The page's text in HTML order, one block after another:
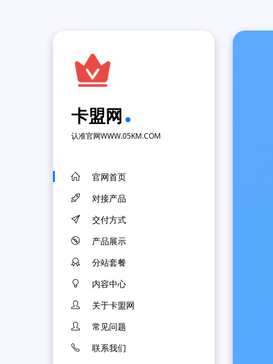
卡盟网
认准官网WWW.05KM.COM
官网首页
对接产品
交付方式
产品展示
分站套餐
内容中心
关于卡盟网
常见问题
联系我们